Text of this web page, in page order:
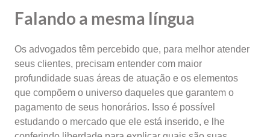
Falando a mesma língua
Os advogados têm percebido que, para melhor atender
seus clientes, precisam entender com maior
profundidade suas áreas de atuação e os elementos
que compõem o universo daqueles que garantem o
pagamento de seus honorários. Isso é possível
estudando o mercado que ele está inserido, e lhe